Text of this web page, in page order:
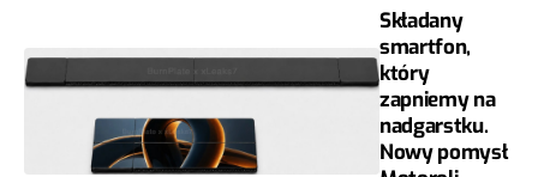
Składany
smartfon,
który
zapniemy na
nadgarstku.
Nowy pomysł